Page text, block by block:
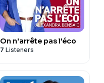
On n'arrête pas l'éco
7 Listeners